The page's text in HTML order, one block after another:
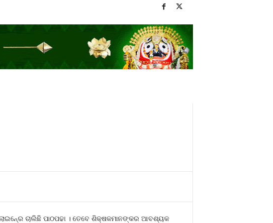
ଚାଲିଛି ପାଠପଢା । ତେବେ ଶିକ୍ଷକମାନଙ୍କର ଆବଶ୍ୟକ